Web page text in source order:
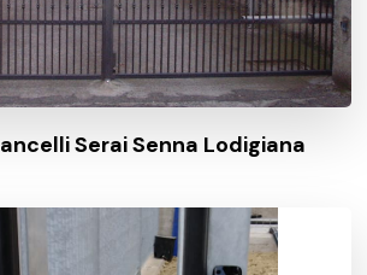
Serai Senna Lodigiana